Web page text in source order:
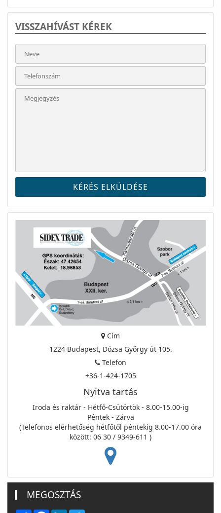
VISSZAHÍVÁST KÉREK
Cím
1224 Budapest, Dózsa György út 105.
Telefon
+36-1-424-1705
Nyitva tartás
Iroda és raktár - Hétfő-Csütörtök - 8.00-15.00-ig
Péntek - Zárva
(Telefonos elérhetőség hétfőtől péntekig 8.00-17.00 óra
között: 06 30 / 9349-611 )
MEGOSZTÁS